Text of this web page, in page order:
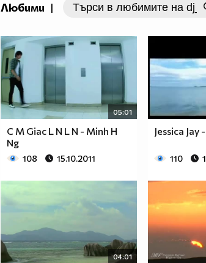
Любими |
05:01
C M Giac L N L N - Minh H
Ng
108 15.10.2011
Jessica Jay
110
04:01